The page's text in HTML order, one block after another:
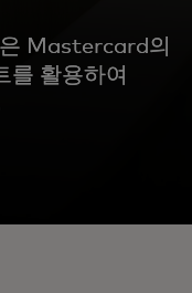
Mastercard의
를 활용하여